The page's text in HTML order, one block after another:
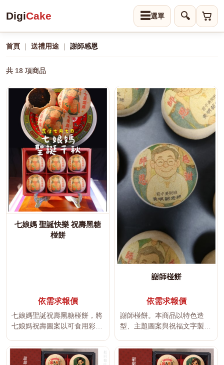
☰
DigiCake 🔍
首頁 ｜ 送禮用途 ｜ 謝師感恩
共 18 項商品
七娘媽 聖誕快樂 祝壽黑糖
椪餅
依需求報價
七娘媽聖誕祝壽黑糖椪餅，將
七娘媽祝壽圖案以可食用彩色
上，適...
謝師椪餅
依需求報價
謝師椪餅。本商品以特色造
型、主題圖案與祝福文字製
禮、企業贈...